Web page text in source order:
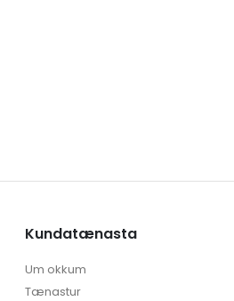
Kundatænasta
Um okkum
Tænastur